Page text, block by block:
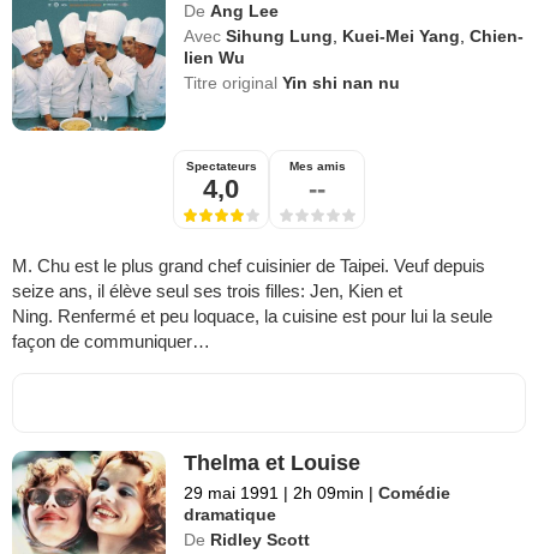
De Ang Lee
Avec Sihung Lung, Kuei-Mei Yang,Chien-
lien Wu
Titre originalYin shi nan nu
Spectateurs
4,0
Mes amis
--
M. Chu est le plus grand chef cuisinier de Taipei. Veuf depuis
seize ans, il élève seul ses trois filles: Jen, Kien et
Ning. Renfermé et peu loquace, la cuisine est pour lui la seule
façon de communiquer…
Thelma et Louise
29 mai 1991 | 2h 09min | Comédie
dramatique
De Ridley Scott